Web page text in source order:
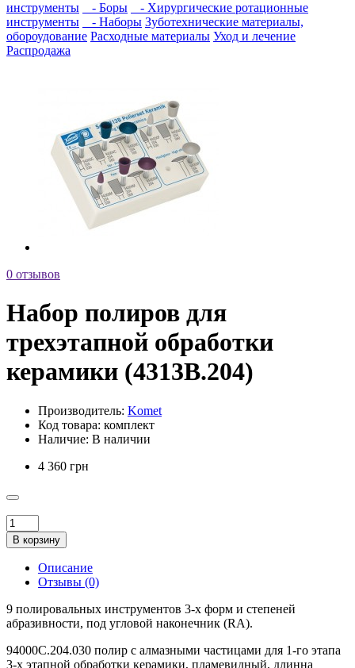
инструменты
- Боры
- Хирургические ротационные
инструменты
- Наборы Зуботехнические материалы,
обороудование Расходные материалы Уход и лечение
Распродажа
0 отзывов
Набор полиров для
трехэтапной обработки
керамики (4313B.204)
Производитель: Komet
Код товара: комплект
Наличие: В наличии
4 360 грн
В корзину
Описание
Отзывы (0)
9 полировальных инструментов 3-х форм и степеней
абразивности, под угловой наконечник (RA).
94000C.204.030 полир с алмазными частицами для 1-го этапа
3-х этапной обработки керамики, пламевидный, длинна